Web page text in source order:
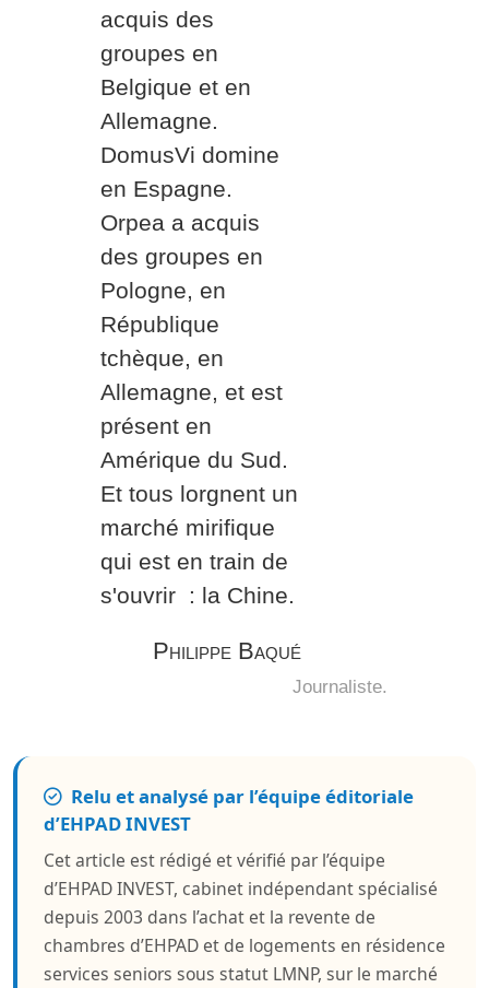
acquis des
groupes en
Belgique et en
Allemagne.
DomusVi domine
en Espagne.
Orpea a acquis
des groupes en
Pologne, en
République
tchèque, en
Allemagne, et est
présent en
Amérique du Sud.
Et tous lorgnent un
marché mirifique
qui est en train de
s'ouvrir : la Chine.
Philippe Baqué
Journaliste.
Relu et analysé par l’équipe éditoriale
d’EHPAD INVEST
Cet article est rédigé et vérifié par l’équipe
d’EHPAD INVEST, cabinet indépendant spécialisé
depuis 2003 dans l’achat et la revente de
chambres d’EHPAD et de logements en résidence
services seniors sous statut LMNP, sur le marché